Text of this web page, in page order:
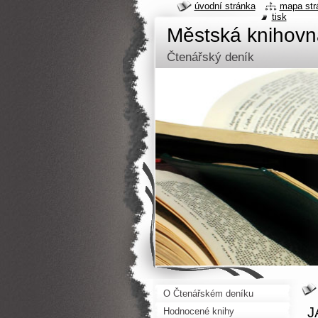
Městská
Čtenářský deník
O Čtenářském deníku
Hodnocené knihy
úvodní stránka mapa
tisk